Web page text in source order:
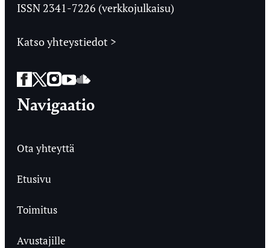
ISSN 2341-7226 (verkkojulkaisu)
Katso yhteystiedot >
Facebook
Twitter
Instagram
YouTube
SoundCloud
Navigaatio
Ota yhteyttä
Etusivu
Toimitus
Avustajille